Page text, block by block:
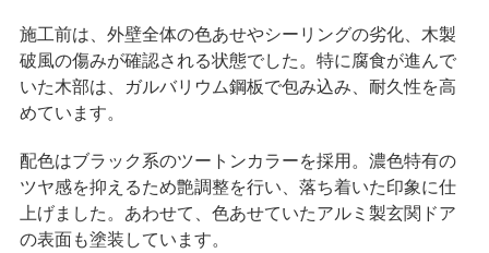
施工前は、外壁全体の色あせやシーリングの劣化、木製
破風の傷みが確認される状態でした。特に腐食が進んで
いた木部は、ガルバリウム鋼板で包み込み、耐久性を高
めています。
配色はブラック系のツートンカラーを採用。濃色特有の
ツヤ感を抑えるため艶調整を行い、落ち着いた印象に仕
上げました。あわせて、色あせていたアルミ製玄関ドア
の表面も塗装しています。